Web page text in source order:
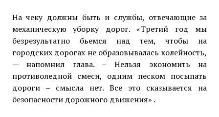
На чеку должны быть и службы, отвечающие за
механическую уборку дорог. «Третий год мы
безрезультатно бьемся над тем, чтобы на
городских дорогах не образовывалась колейность,
— напомнил глава. – Нельзя экономить на
противоледной смеси, одним песком посыпать
дороги – смысла нет. Все это сказывается на
безопасности дорожного движения» .